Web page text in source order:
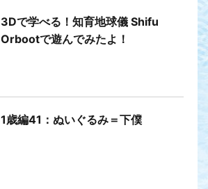
3Dで学べる！知育地球儀 Shifu
Orbootで遊んでみたよ！
1歳編41：ぬいぐるみ＝下僕